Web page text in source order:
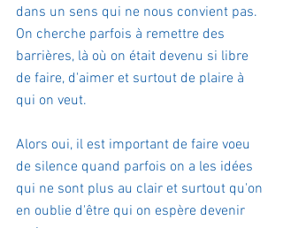
dans un sens qui ne nous convient pas.
On cherche parfois à remettre des
barrières, là où on était devenu si libre
de faire, d'aimer et surtout de plaire à
qui on veut.
Alors oui, il est important de faire voeu
de silence quand parfois on a les idées
qui ne sont plus au clair et surtout qu'on
en oublie d'être qui on espère devenir